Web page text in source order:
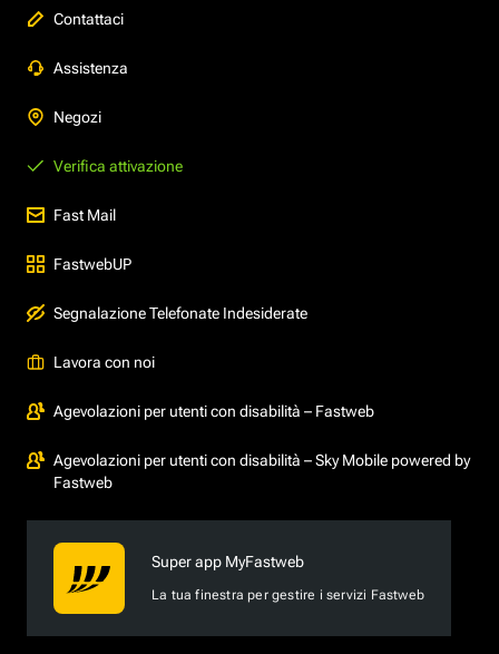
Contattaci
Assistenza
Negozi
Verifica attivazione
Fast Mail
FastwebUP
Segnalazione Telefonate Indesiderate
Lavora con noi
Agevolazioni per utenti con disabilità – Fastweb
Agevolazioni per utenti con disabilità – Sky Mobile powered by
Fastweb
Super app MyFastweb
La tua finestra per gestire i servizi Fastweb